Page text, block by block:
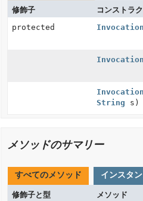
修飾子 コンストラ
protected
String s)
メソッドのサマリー
すべてのメソッド インスタ
修飾子と型 メソッド